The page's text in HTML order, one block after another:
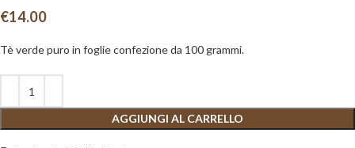
€14.00
Tè verde puro in foglie confezione da 100 grammi.
AGGIUNGI AL CARRELLO